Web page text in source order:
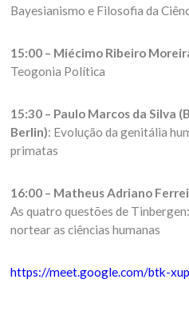
Bayesianismo e Filosofia da
15:00 – Miécimo Ribeiro
Teogonia Política
15:30 – Paulo Marcos da Silva
Berlin): Evolução da genitália
primatas
16:00 – Matheus Adriano
As quatro questões de
nortear as ciências humanas
https://meet.google.com/btk-